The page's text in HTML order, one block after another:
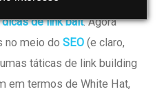
dicas de link bait. Agora
no meio do SEO (e claro,
táticas de link building
em termos de White Hat,